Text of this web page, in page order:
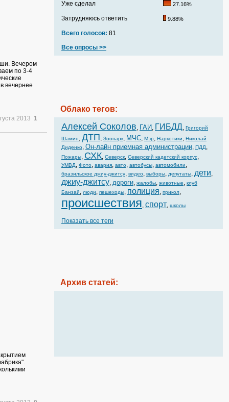
Вечером
по 3-4
вечернее
2013 1
Уже сделал 27.16%
Затрудняюсь ответить 9.88%
Всего голосов: 81
Все опросы >>
Облако тегов:
Алексей Соколов, ГАИ, ГИБДД, Григорий
Шамин, ДТП, Зоопарк, МЧС, Мэр, Наркотики, Николай
Диденко, Он-лайн приемная администрации, ПДД,
Пожары, СХК, Северск, Северский кадетский корпус,
УМВД, Фото, авария, авто, автобусы, автомобили,
бразильское джиу-джитсу, видео, выборы, депутаты, дети,
джиу-джитсу, дороги, жалобы, животные, клуб
Банзай, люди, пешеходы, полиция, прикол,
происшествия, спорт, школы
Показать все теги
Архив статей: